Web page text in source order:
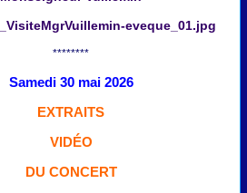
********
Samedi 30 mai 2026
EXTRAITS
VIDÉO
DU CONCERT